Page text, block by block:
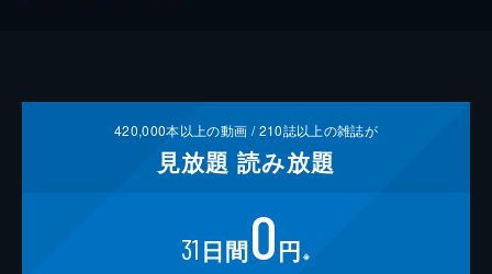
420,000本以上の動画 /210誌以上の雑誌が
見放題 読み放題
31 日間0円 ※